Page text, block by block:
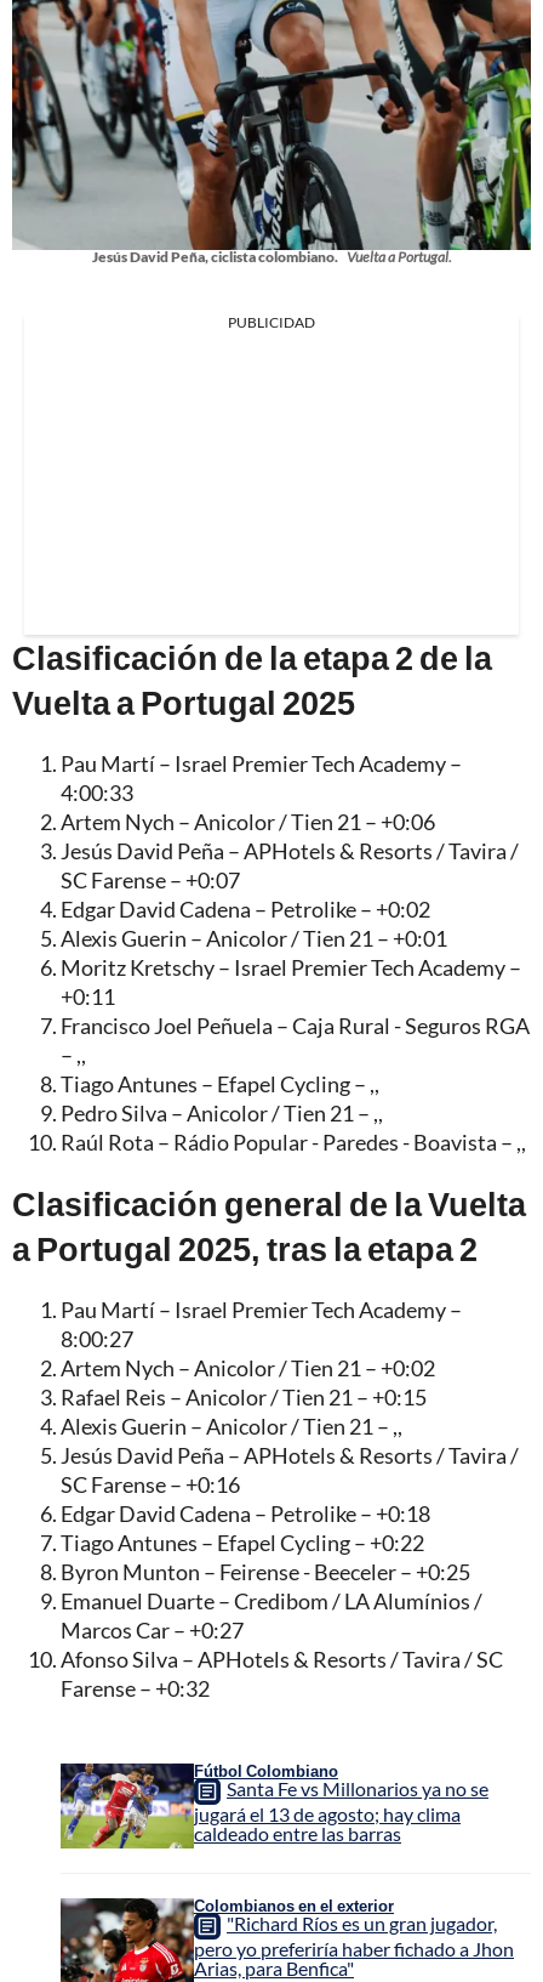
Jesús David Peña, ciclista colombiano. Vuelta a Portugal.
PUBLICIDAD
Clasificación de la etapa 2 de la
Vuelta a Portugal 2025
Pau Martí – Israel Premier Tech Academy –
4:00:33
Artem Nych – Anicolor / Tien 21 – +0:06
Jesús David Peña – APHotels & Resorts / Tavira /
SC Farense – +0:07
Edgar David Cadena – Petrolike – +0:02
Alexis Guerin – Anicolor / Tien 21 – +0:01
Moritz Kretschy – Israel Premier Tech Academy –
+0:11
Francisco Joel Peñuela – Caja Rural - Seguros RGA
– ,,
Tiago Antunes – Efapel Cycling – ,,
Pedro Silva – Anicolor / Tien 21 – ,,
Raúl Rota – Rádio Popular - Paredes - Boavista – ,,
Clasificación general de la Vuelta
a Portugal 2025, tras la etapa 2
Pau Martí – Israel Premier Tech Academy –
8:00:27
Artem Nych – Anicolor / Tien 21 – +0:02
Rafael Reis – Anicolor / Tien 21 – +0:15
Alexis Guerin – Anicolor / Tien 21 – ,,
Jesús David Peña – APHotels & Resorts / Tavira /
SC Farense – +0:16
Edgar David Cadena – Petrolike – +0:18
Tiago Antunes – Efapel Cycling – +0:22
Byron Munton – Feirense - Beeceler – +0:25
Emanuel Duarte – Credibom / LA Alumínios /
Marcos Car – +0:27
Afonso Silva – APHotels & Resorts / Tavira / SC
Farense – +0:32
Fútbol Colombiano
Santa Fe vs Millonarios ya no se
jugará el 13 de agosto; hay clima
caldeado entre las barras
Colombianos en el exterior
"Richard Ríos es un gran jugador,
pero yo preferiría haber fichado a Jhon
Arias, para Benfica"